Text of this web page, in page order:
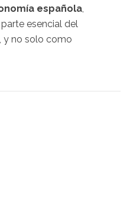
española,
esencial del
y no solo como